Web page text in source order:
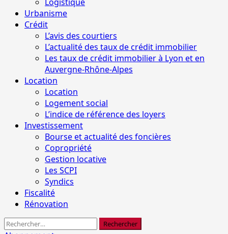
Urbanisme
Crédit
L’avis des courtiers
L’actualité des taux de crédit immobilier
Les taux de crédit immobilier à Lyon et en
Auvergne-Rhône-Alpes
Location
Location
Logement social
L’indice de référence des loyers
Investissement
Bourse et actualité des foncières
Copropriété
Gestion locative
Les SCPI
Syndics
Fiscalité
Rénovation
Rechercher :